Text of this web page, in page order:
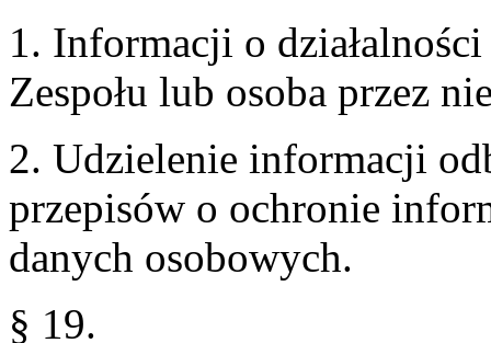
1. Informacji o
Zespołu lub osoba przez
2. Udzielenie informacji
przepisów o ochronie
danych osobowych.
§ 19.